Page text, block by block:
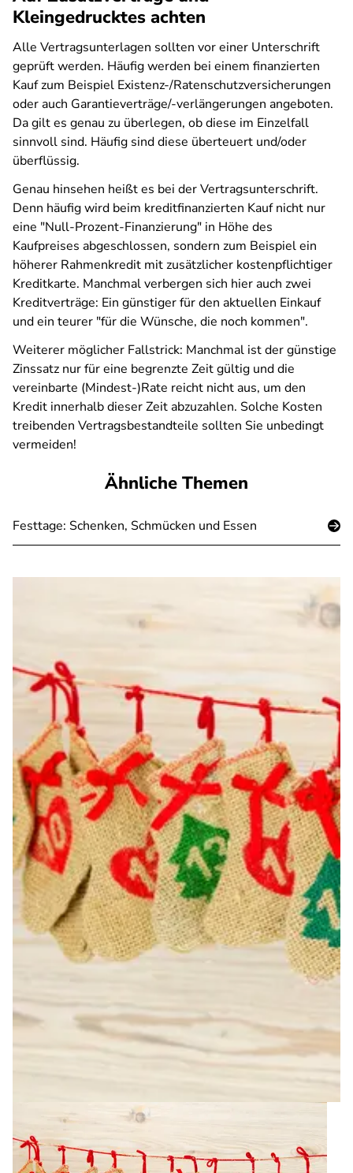
Kleingedrucktes achten
Alle Vertragsunterlagen sollten vor einer Unterschrift
geprüft werden. Häufig werden bei einem finanzierten
Kauf zum Beispiel Existenz-/Ratenschutzversicherungen
oder auch Garantieverträge/-verlängerungen angeboten.
Da gilt es genau zu überlegen, ob diese im Einzelfall
sinnvoll sind. Häufig sind diese überteuert und/oder
überflüssig.
Genau hinsehen heißt es bei der Vertragsunterschrift.
Denn häufig wird beim kreditfinanzierten Kauf nicht nur
eine "Null-Prozent-Finanzierung" in Höhe des
Kaufpreises abgeschlossen, sondern zum Beispiel ein
höherer Rahmenkredit mit zusätzlicher kostenpflichtiger
Kreditkarte. Manchmal verbergen sich hier auch zwei
Kreditverträge: Ein günstiger für den aktuellen Einkauf
und ein teurer "für die Wünsche, die noch kommen".
Weiterer möglicher Fallstrick: Manchmal ist der günstige
Zinssatz nur für eine begrenzte Zeit gültig und die
vereinbarte (Mindest-)Rate reicht nicht aus, um den
Kredit innerhalb dieser Zeit abzuzahlen. Solche Kosten
treibenden Vertragsbestandteile sollten Sie unbedingt
vermeiden!
Ähnliche Themen
Festtage: Schenken, Schmücken und Essen